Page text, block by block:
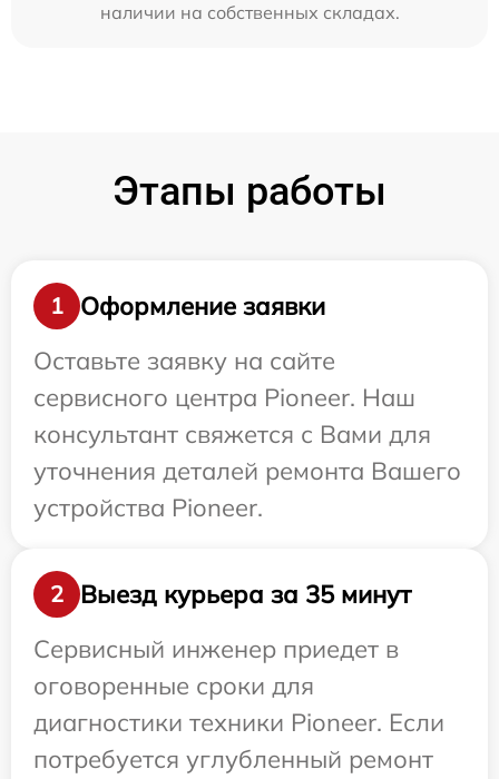
наличии на собственных складах.
Этапы работы
1
Оформление заявки
Оставьте заявку на сайте
сервисного центра Pioneer. Наш
консультант свяжется с Вами для
уточнения деталей ремонта Вашего
устройства Pioneer.
2
Выезд курьера за 35 минут
Сервисный инженер приедет в
оговоренные сроки для
диагностики техники Pioneer. Если
потребуется углубленный ремонт